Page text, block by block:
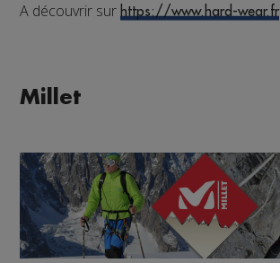
A découvrir surhttps://www.hard-wear.fr
Millet